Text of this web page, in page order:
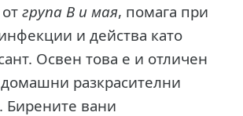
отгрупа В и мая, помага при
и действа като
Освен това е и отличен
домашни разкрасителни
Бирените вани